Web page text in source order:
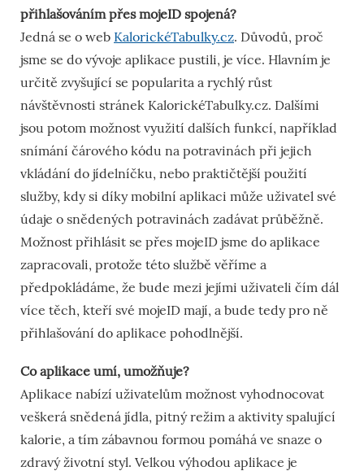
přihlašováním přes mojeID spojená?
Jedná se o web KalorickéTabulky.cz. Důvodů, proč
jsme se do vývoje aplikace pustili, je více. Hlavním je
určitě zvyšující se popularita a rychlý růst
návštěvnosti stránek KalorickéTabulky.cz. Dalšími
jsou potom možnost využití dalších funkcí, například
snímání čárového kódu na potravinách při jejich
vkládání do jídelníčku, nebo praktičtější použití
služby, kdy si díky mobilní aplikaci může uživatel své
údaje o snědených potravinách zadávat průběžně.
Možnost přihlásit se přes mojeID jsme do aplikace
zapracovali, protože této službě věříme a
předpokládáme, že bude mezi jejími uživateli čím dál
více těch, kteří své mojeID mají, a bude tedy pro ně
přihlašování do aplikace pohodlnější.
Co aplikace umí, umožňuje?
Aplikace nabízí uživatelům možnost vyhodnocovat
veškerá snědená jídla, pitný režim a aktivity spalující
kalorie, a tím zábavnou formou pomáhá ve snaze o
zdravý životní styl. Velkou výhodou aplikace je